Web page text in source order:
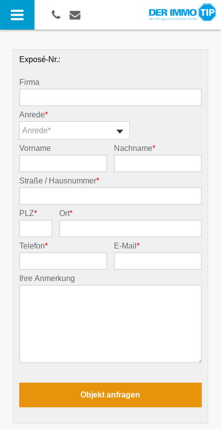
Exposé-Nr.:
Firma
Anrede*
Anrede*
Vorname Nachname*
Straße / Hausnummer*
PLZ* Ort*
Telefon* E-Mail*
Ihre Anmerkung